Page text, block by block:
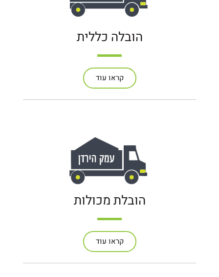
הובלה כללית
קראו עוד
הובלת מכולות
קראו עוד